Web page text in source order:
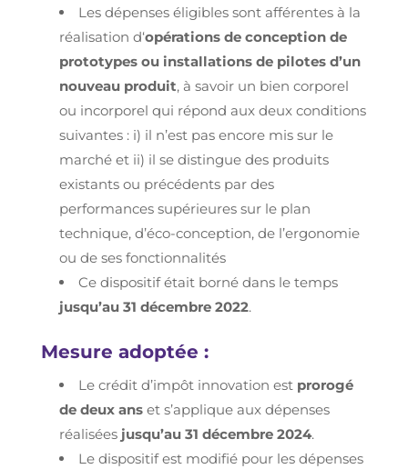
Les dépenses éligibles sont afférentes à la
réalisation d‘opérations de conception de
prototypes ou installations de pilotes d’un
nouveau produit, à savoir un bien corporel
ou incorporel qui répond aux deux conditions
suivantes : i) il n’est pas encore mis sur le
marché et ii) il se distingue des produits
existants ou précédents par des
performances supérieures sur le plan
technique, d’éco-conception, de l’ergonomie
ou de ses fonctionnalités
Ce dispositif était borné dans le temps
jusqu’au 31 décembre 2022.
Mesure adoptée :
Le crédit d’impôt innovation est prorogé
de deux ans et s’applique aux dépenses
réalisées jusqu’au 31 décembre 2024.
Le dispositif est modifié pour les dépenses